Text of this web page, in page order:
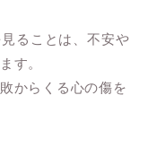
ることは、不安や
す。
からくる心の傷を